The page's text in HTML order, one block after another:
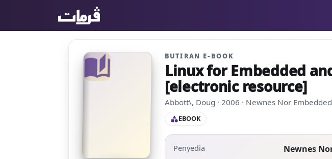
auto_stories BUTIRAN E-BOOK
Linux for Embedded
[electronic resource]
Abbott\, Doug · 2006 · Newnes Nor
categoryEBOOK
Penyedia Newnes